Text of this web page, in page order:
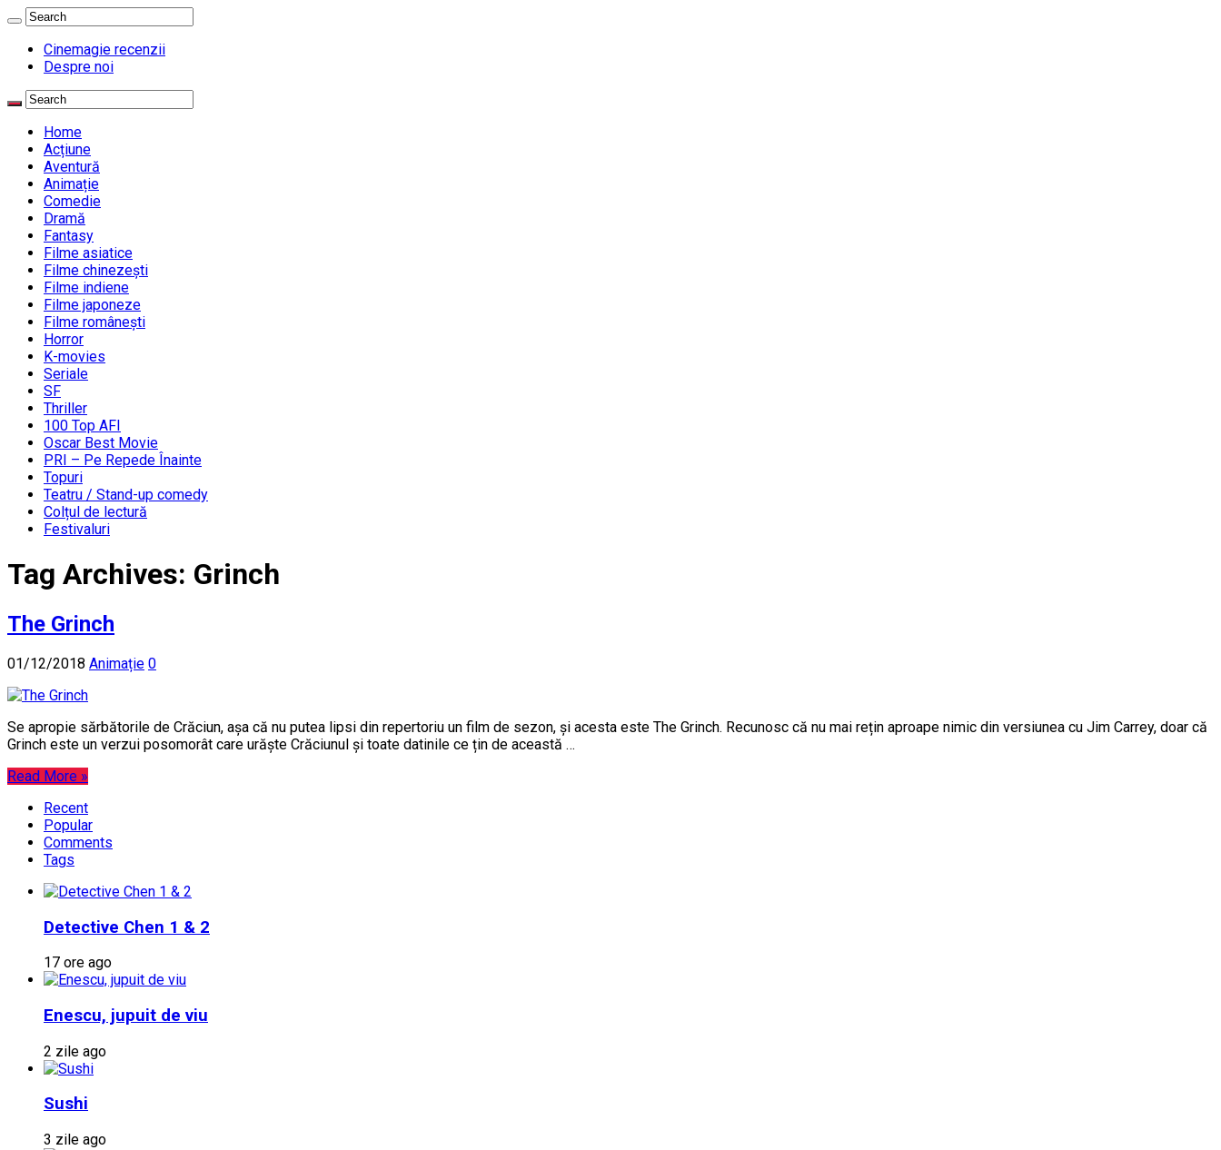
Cinemagie recenzii
Despre noi
Home
Acțiune
Aventură
Animație
Comedie
Dramă
Fantasy
Filme asiatice
Filme chinezești
Filme indiene
Filme japoneze
Filme românești
Horror
K-movies
Seriale
SF
Thriller
100 Top AFI
Oscar Best Movie
PRI – Pe Repede Înainte
Topuri
Teatru / Stand-up comedy
Colțul de lectură
Festivaluri
Tag Archives: Grinch
The Grinch
01/12/2018 Animație 0
Se apropie sărbătorile de Crăciun, așa că nu putea lipsi din repertoriu un film de sezon, și acesta este The Grinch. Recunosc că nu mai rețin aproape nimic din versiunea cu Jim Carrey, doar că
Grinch este un verzui posomorât care urăște Crăciunul și toate datinile ce țin de această …
Read More »
Recent
Popular
Comments
Tags
Detective Chen 1 & 2
17 ore ago
Enescu, jupuit de viu
2 zile ago
Sushi
3 zile ago